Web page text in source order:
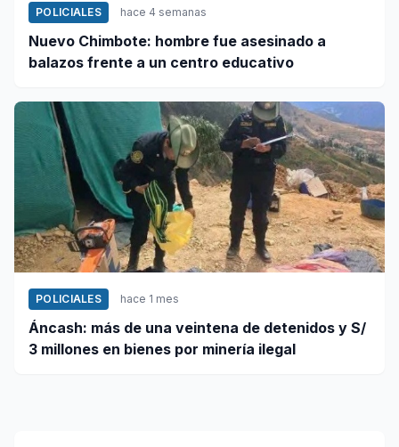
POLICIALES hace 4 semanas
Nuevo Chimbote: hombre fue asesinado a
balazos frente a un centro educativo
POLICIALES hace 1 mes
Áncash: más de una veintena de detenidos y S/
3 millones en bienes por minería ilegal